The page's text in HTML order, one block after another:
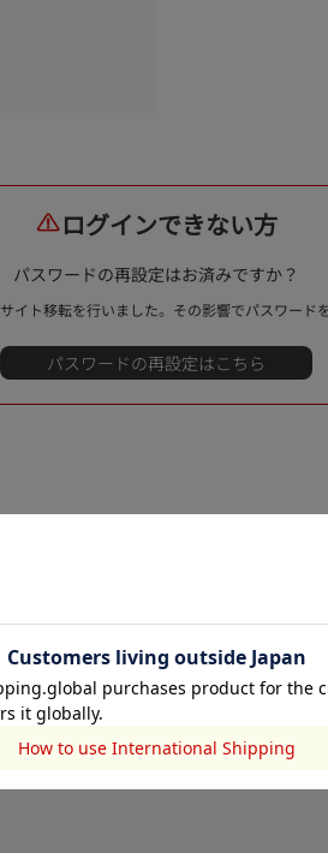
ログインできない方
パスワードの再設定はお済みですか？
イト移転を行いました。その影響でパスワード